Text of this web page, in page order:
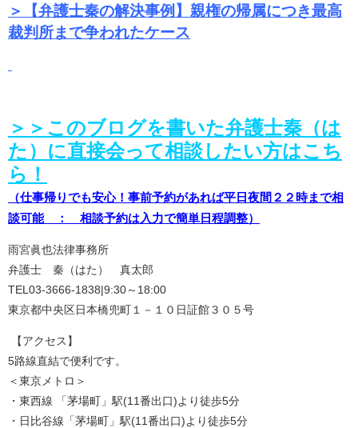
＞【弁護士秦の解決事例】親権の帰属につき最高
裁判所まで争われたケース
＞＞このブログを書いた弁護士秦（は
た）に直接会って相談したい方はこち
ら！
（仕事帰りでも安心！事前予約があれば平日夜間２２時まで相
談可能 ： 相談予約は入力で簡単日程調整）
雨宮眞也法律事務所
弁護士 秦（はた） 真太郎
TEL03-3666-1838|9:30～18:00
東京都中央区日本橋兜町１－１０日証館３０５号
【アクセス】
5路線直結で便利です。
＜東京メトロ＞
・東西線 「茅場町」駅(11番出口)より徒歩5分
・日比谷線「茅場町」駅(11番出口)より徒歩5分